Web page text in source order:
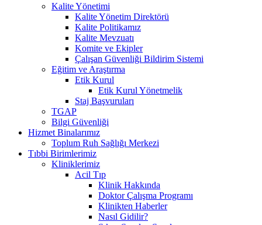
Kalite Yönetimi
Kalite Yönetim Direktörü
Kalite Politikamız
Kalite Mevzuatı
Komite ve Ekipler
Çalışan Güvenliği Bildirim Sistemi
Eğitim ve Araştırma
Etik Kurul
Etik Kurul Yönetmelik
Staj Başvuruları
TGAP
Bilgi Güvenliği
Hizmet Binalarımız
Toplum Ruh Sağlığı Merkezi
Tıbbi Birimlerimiz
Kliniklerimiz
Acil Tıp
Klinik Hakkında
Doktor Çalışma Programı
Klinikten Haberler
Nasıl Gidilir?